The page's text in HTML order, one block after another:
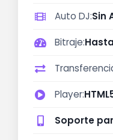
Auto DJ:Sin
Bitraje:
Player:
Soporte